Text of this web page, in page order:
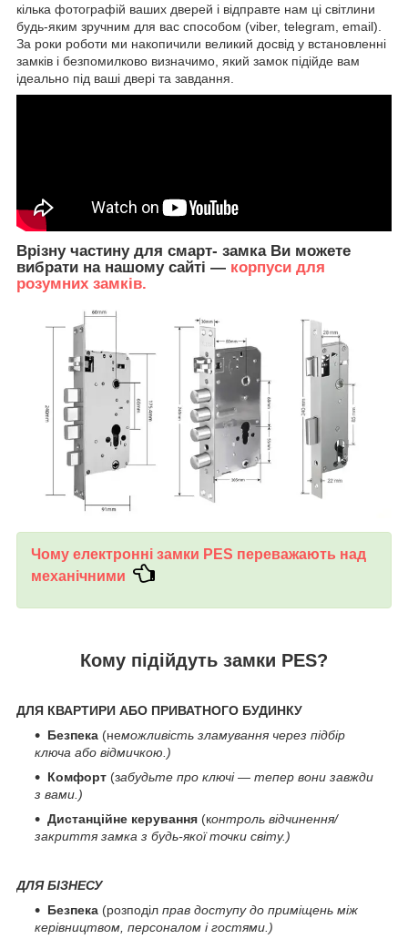
кілька фотографій ваших дверей і відправте нам ці світлини
будь-яким зручним для вас способом (viber, telegram, email).
За роки роботи ми накопичили великий досвід у встановленні
замків і безпомилково визначимо, який замок підійде вам
ідеально під ваші двері та завдання.
Врізну частину для смарт- замка Ви можете
вибрати на нашому сайті — корпуси для
розумних замків.
Чому електронні замки PES переважають над
механічними
Кому підійдуть замки PES?
ДЛЯ КВАРТИРИ АБО ПРИВАТНОГО БУДИНКУ
Безпека (неможливість зламування через підбір
ключа або відмичкою.)
Комфорт (забудьте про ключі — тепер вони завжди
з вами.)
Дистанційне керування (контроль відчинення/
закриття замка з будь-якої точки світу.)
ДЛЯ БІЗНЕСУ
Безпека (розподіл прав доступу до приміщень між
керівництвом, персоналом і гостями.)